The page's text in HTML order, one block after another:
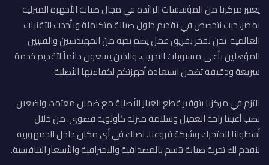
يعتبر مركزنا من المؤسسات الرائدة في مجال صيانة الأجهزة المنزلية
بمصر، حيث نتخصص في تقديم حلول صيانة متكاملة وبأحدث التقنيات
العالمية. نحن نفخر بفريق عمل يضم نخبة من المهندسين والفنيين
المؤهلين بأعلى مستويات التدريب، والذين يسعون دائماً لتقديم خدمة
سريعة ودقيقة تضمن استعادة أجهزتكم لكفاءتها الأصلية.
نلتزم في مركزنا بتوفير قطع الغيار الأصلية مع ضمان معتمد، واضعين
نصب أعيننا راحة العميل وسلامة منزله كأولوية قصوى. من خلال
أسطولنا المتحرك وشبكة فروعنا، نصلك في أي مكان داخل الجمهورية
لنقدم لك تجربة صيانة تتسم بالمصداقية والاحترافية والأسعار التنافسية.